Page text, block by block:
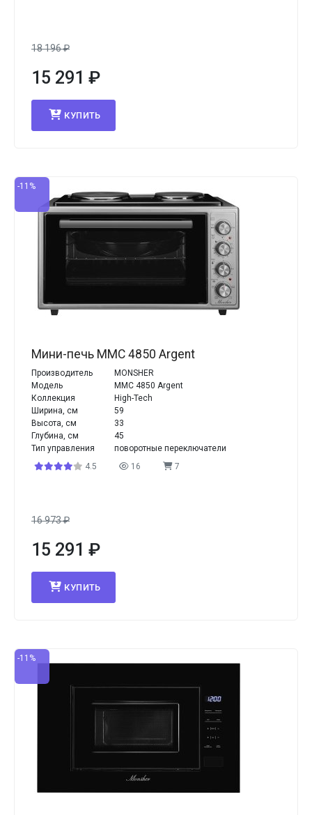
18 196₽
15 291 ₽
КУПИТЬ
-11%
Мини-печь MMC 4850 Argent
Производитель
MONSHER
Модель
MMC 4850 Argent
Коллекция
High-Tech
Ширина, см
59
Высота, см
33
Глубина, см
45
Тип управления
поворотные переключатели
4.5
16 7
16 973₽
15 291 ₽
КУПИТЬ
-11%